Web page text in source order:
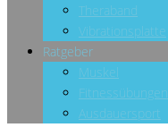
Theraband
Vibrationsplatte
Ratgeber
Muskel
Fitnessübungen
Ausdauersport